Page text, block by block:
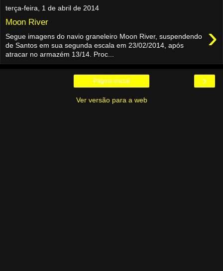
terça-feira, 1 de abril de 2014
Moon River ›
Segue imagens do navio graneleiro Moon River, suspendendo
de Santos em sua segunda escala em 23/02/2014, após
atracar no armazém 13/14. Proc...
›
Página inicial
Ver versão para a web